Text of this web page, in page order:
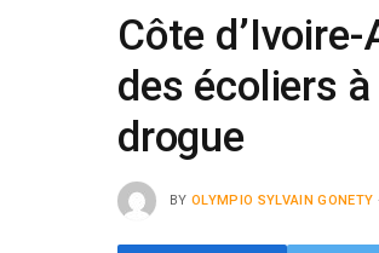
Côte
des écoliers
drogue
BY OLYMPIO SYLVAIN GONETY